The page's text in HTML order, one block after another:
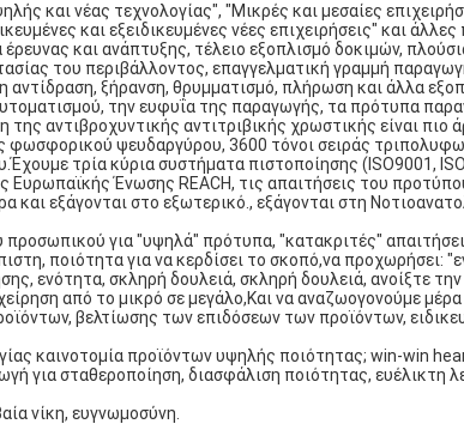
και νέας τεχνολογίας", "Μικρές και μεσαίες
και εξειδικευμένες νέες επιχειρήσεις" και
έρευνας και ανάπτυξης, τέλειο εξοπλισμό δοκιμών,
του περιβάλλοντος, επαγγελματική γραμμή
ξήρανση, θρυμματισμό, πλήρωση και άλλα
την ευφυΐα της παραγωγής, τα πρότυπα
της αντιβροχυντικής αντιτριβικής χρωστικής είναι πιο
φωσφορικού ψευδαργύρου, 3600 τόνοι σειράς
τρία κύρια συστήματα πιστοποίησης (ISO9001,
Ευρωπαϊκής Ένωσης REACH, τις απαιτήσεις του
εξάγονται στο εξωτερικό., εξάγονται στη
για "υψηλά" πρότυπα, "κατακριτές"
ποιότητα για να κερδίσει το σκοπό,να προχωρήσει:
ενότητα, σκληρή δουλειά, σκληρή δουλειά, ανοίξτε την
από το μικρό σε μεγάλο,Και να αναζωογονούμε μέρα
βελτίωσης των επιδόσεων των προϊόντων,
καινοτομία προϊόντων υψηλής ποιότητας; win-win
για σταθεροποίηση, διασφάλιση ποιότητας, ευέλικτη
νίκη, ευγνωμοσύνη.